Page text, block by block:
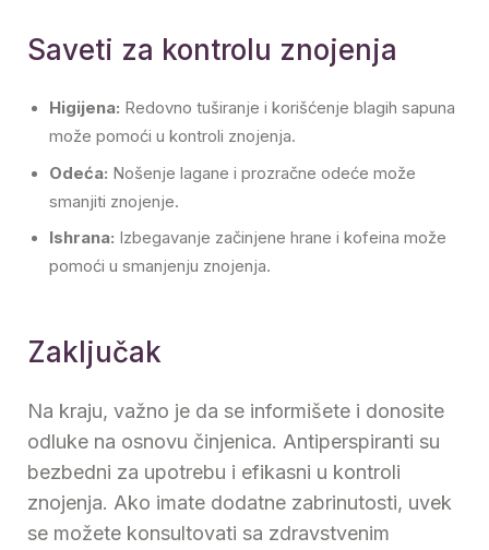
Saveti za kontrolu znojenja
Higijena: Redovno tuširanje i korišćenje blagih sapuna
može pomoći u kontroli znojenja.
Odeća: Nošenje lagane i prozračne odeće može
smanjiti znojenje.
Ishrana: Izbegavanje začinjene hrane i kofeina može
pomoći u smanjenju znojenja.
Zaključak
Na kraju, važno je da se informišete i donosite
odluke na osnovu činjenica. Antiperspiranti su
bezbedni za upotrebu i efikasni u kontroli
znojenja. Ako imate dodatne zabrinutosti, uvek
se možete konsultovati sa zdravstvenim